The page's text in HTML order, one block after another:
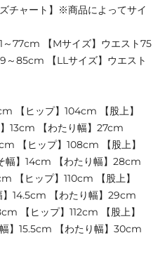
チャート】※商品によってサイ
～77cm 【Mサイズ】ウエスト75
～85cm 【LLサイズ】ウエスト
【ヒップ】104cm 【股上】
13cm 【わたり幅】27cm
【ヒップ】108cm 【股上】
幅】14cm 【わたり幅】28cm
【ヒップ】110cm 【股上】
14.5cm 【わたり幅】29cm
【ヒップ】112cm 【股上】
】15.5cm 【わたり幅】30cm